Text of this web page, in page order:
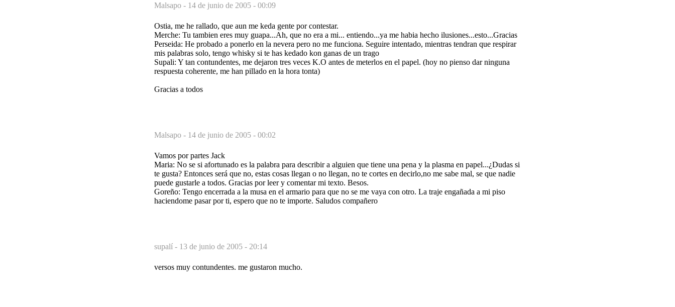
Malsapo - 14 de junio de 2005 - 00:09
Ostia, me he rallado, que aun me keda gente por contestar.
Merche: Tu tambien eres muy guapa...Ah, que no era a mi... entiendo...ya me habia hecho ilusiones...esto...Gracias
Perseida: He probado a ponerlo en la nevera pero no me funciona. Seguire intentado, mientras tendran que respirar
mis palabras solo, tengo whisky si te has kedado kon ganas de un trago
Supali: Y tan contundentes, me dejaron tres veces K.O antes de meterlos en el papel. (hoy no pienso dar ninguna
respuesta coherente, me han pillado en la hora tonta)
Gracias a todos
Malsapo - 14 de junio de 2005 - 00:02
Vamos por partes Jack
Maria: No se si afortunado es la palabra para describir a alguien que tiene una pena y la plasma en papel...¿Dudas si
te gusta? Entonces será que no, estas cosas llegan o no llegan, no te cortes en decirlo,no me sabe mal, se que nadie
puede gustarle a todos. Gracias por leer y comentar mi texto. Besos.
Goreño: Tengo encerrada a la musa en el armario para que no se me vaya con otro. La traje engañada a mi piso
haciendome pasar por ti, espero que no te importe. Saludos compañero
supalí - 13 de junio de 2005 - 20:14
versos muy contundentes. me gustaron mucho.